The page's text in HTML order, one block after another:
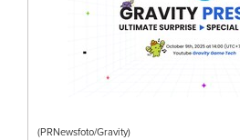
(PRNewsfoto/Gravity)